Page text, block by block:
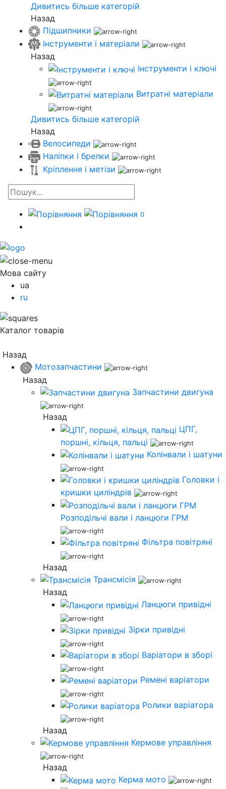
Дивитись більше категорій
Назад
Підшипники
Інструменти і матеріали
Назад
Інструменти і ключі
Витратні матеріали
Дивитись більше категорій
Назад
Велосипеди
Наліпки і брелки
Кріплення і метізи
0
Мова сайту
ua
ru
Каталог товарів
Назад
Мотозапчастини
Назад
Запчастини двигуна
Назад
ЦПГ,
поршні, кільця, пальці
Колінвали і шатуни
Головки і
кришки циліндрів
Розподільчі вали і ланцюги ГРМ
Фільтра повітряні
Назад
Трансмісія
Назад
Ланцюги привідні
Зірки привідні
Варіатори в зборі
Ремені варіатори
Ролики варіатора
Назад
Кермове управління
Назад
Керма мото